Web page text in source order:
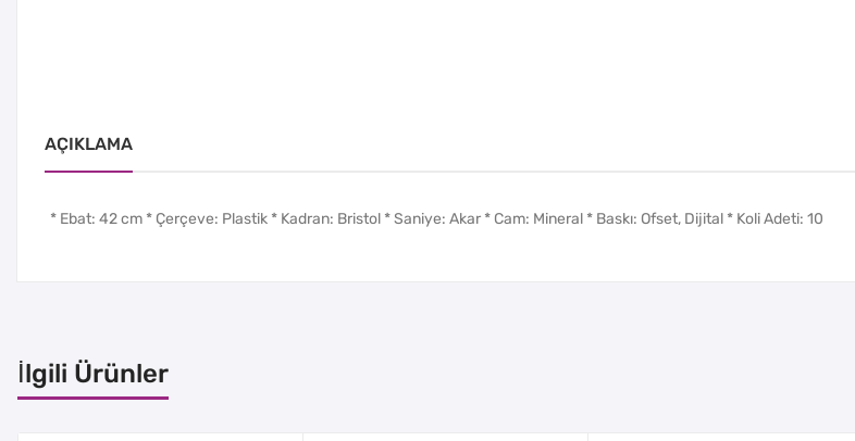
AÇIKLAMA
* Ebat: 42 cm * Çerçeve: Plastik * Kadran: Bristol * Saniye: Akar * Cam: Mineral * Baskı: Ofset, Dijital * Koli Adeti: 10
İlgili Ürünler